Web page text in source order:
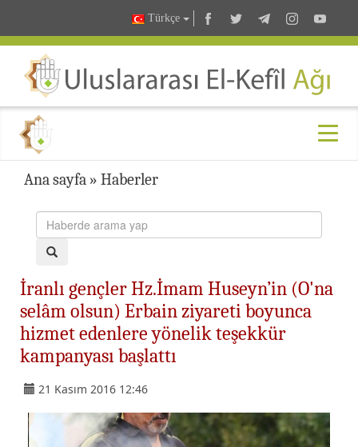
Türkçe
Ana sayfa » Haberler
İranlı gençler Hz.İmam Huseyn’in (O'na
selâm olsun) Erbain ziyareti boyunca
hizmet edenlere yönelik teşekkür
kampanyası başlattı
21 Kasım 2016 12:46